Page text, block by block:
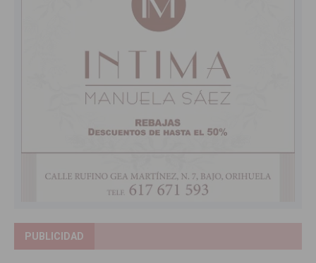
PUBLICIDAD